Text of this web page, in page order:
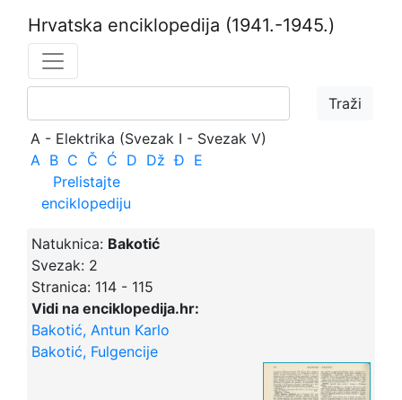
Hrvatska enciklopedija (1941.-1945.)
A - Elektrika (Svezak I - Svezak V)
A B C Č Ć D Dž Đ E
Prelistajte
enciklopediju
Natuknica: Bakotić
Svezak: 2
Stranica: 114 - 115
Vidi na enciklopedija.hr:
Bakotić, Antun Karlo
Bakotić, Fulgencije